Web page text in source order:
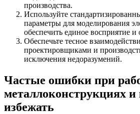
производства.
Используйте
параметры для моделирования
обеспечить единое восприятие
Обеспечьте тесное
проектировщиками и
исключения недоразумений.
Частые ошибки при
металлоконструкциях и
избежать